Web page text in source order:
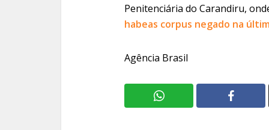
Penitenciária do Carandiru,
habeas corpus negado na
Agência Brasil